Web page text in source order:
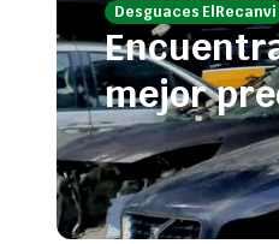
Desguaces ElRecanvi
mejor